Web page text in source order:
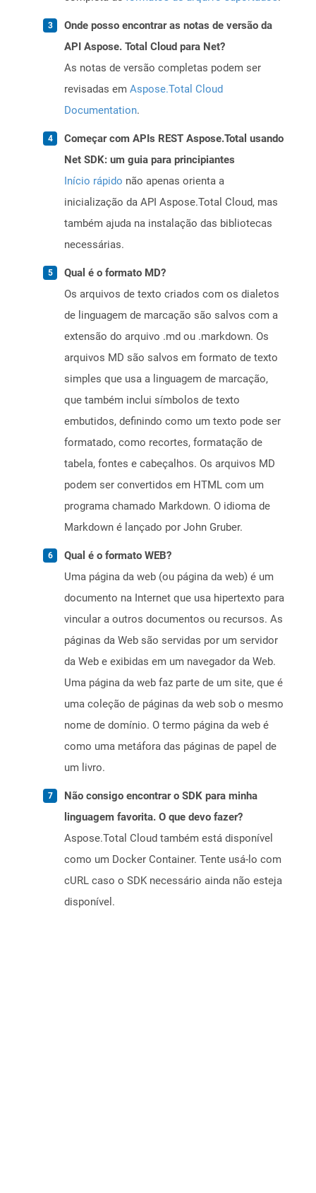
Onde posso encontrar as notas de versão da
API Aspose. Total Cloud para Net?
As notas de versão completas podem ser
revisadas em Aspose.Total Cloud
Documentation.
Começar com APIs REST Aspose.Total usando
Net SDK: um guia para principiantes
Início rápido não apenas orienta a
inicialização da API Aspose.Total Cloud, mas
também ajuda na instalação das bibliotecas
necessárias.
Qual é o formato MD?
Os arquivos de texto criados com os dialetos
de linguagem de marcação são salvos com a
extensão do arquivo .md ou .markdown. Os
arquivos MD são salvos em formato de texto
simples que usa a linguagem de marcação,
que também inclui símbolos de texto
embutidos, definindo como um texto pode ser
formatado, como recortes, formatação de
tabela, fontes e cabeçalhos. Os arquivos MD
podem ser convertidos em HTML com um
programa chamado Markdown. O idioma de
Markdown é lançado por John Gruber.
Qual é o formato WEB?
Uma página da web (ou página da web) é um
documento na Internet que usa hipertexto para
vincular a outros documentos ou recursos. As
páginas da Web são servidas por um servidor
da Web e exibidas em um navegador da Web.
Uma página da web faz parte de um site, que é
uma coleção de páginas da web sob o mesmo
nome de domínio. O termo página da web é
como uma metáfora das páginas de papel de
um livro.
Não consigo encontrar o SDK para minha
linguagem favorita. O que devo fazer?
Aspose.Total Cloud também está disponível
como um Docker Container. Tente usá-lo com
cURL caso o SDK necessário ainda não esteja
disponível.